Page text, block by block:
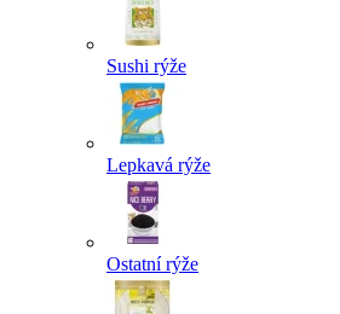
Sushi rýže
Lepkavá rýže
Ostatní rýže